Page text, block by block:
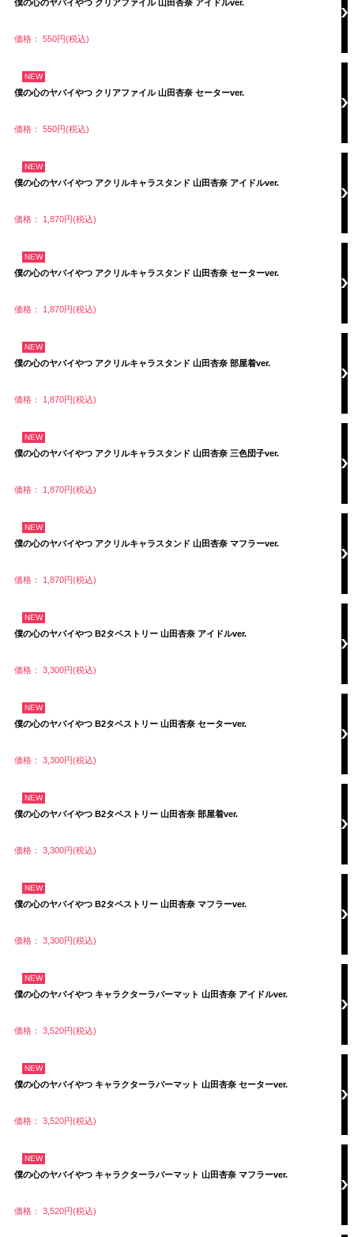
僕の心のヤバイやつ クリアファイル 山田杏奈 アイドルver.
価格： 550円(税込)
NEW
僕の心のヤバイやつ クリアファイル 山田杏奈 セーターver.
価格： 550円(税込)
NEW
僕の心のヤバイやつ アクリルキャラスタンド 山田杏奈 アイドルver.
価格： 1,870円(税込)
NEW
僕の心のヤバイやつ アクリルキャラスタンド 山田杏奈 セーターver.
価格： 1,870円(税込)
NEW
僕の心のヤバイやつ アクリルキャラスタンド 山田杏奈 部屋着ver.
価格： 1,870円(税込)
NEW
僕の心のヤバイやつ アクリルキャラスタンド 山田杏奈 三色団子ver.
価格： 1,870円(税込)
NEW
僕の心のヤバイやつ アクリルキャラスタンド 山田杏奈 マフラーver.
価格： 1,870円(税込)
NEW
僕の心のヤバイやつ B2タペストリー 山田杏奈 アイドルver.
価格： 3,300円(税込)
NEW
僕の心のヤバイやつ B2タペストリー 山田杏奈 セーターver.
価格： 3,300円(税込)
NEW
僕の心のヤバイやつ B2タペストリー 山田杏奈 部屋着ver.
価格： 3,300円(税込)
NEW
僕の心のヤバイやつ B2タペストリー 山田杏奈 マフラーver.
価格： 3,300円(税込)
NEW
僕の心のヤバイやつ キャラクターラバーマット 山田杏奈 アイドルver.
価格： 3,520円(税込)
NEW
僕の心のヤバイやつ キャラクターラバーマット 山田杏奈 セーターver.
価格： 3,520円(税込)
NEW
僕の心のヤバイやつ キャラクターラバーマット 山田杏奈 マフラーver.
価格： 3,520円(税込)